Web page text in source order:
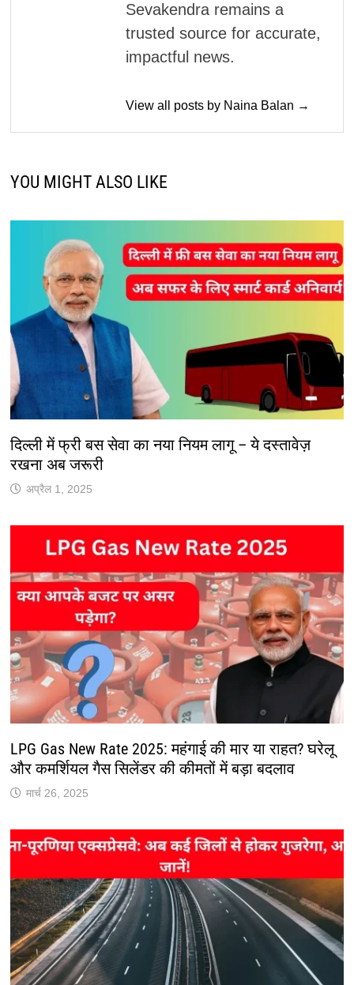
Sevakendra remains a
trusted source for accurate,
impactful news.
View all posts by Naina Balan →
YOU MIGHT ALSO LIKE
दिल्ली में फ्री बस सेवा का नया नियम लागू – ये दस्तावेज़
रखना अब जरूरी
अप्रैल 1, 2025
LPG Gas New Rate 2025: महंगाई की मार या राहत? घरेलू
और कमर्शियल गैस सिलेंडर की कीमतों में बड़ा बदलाव
मार्च 26, 2025